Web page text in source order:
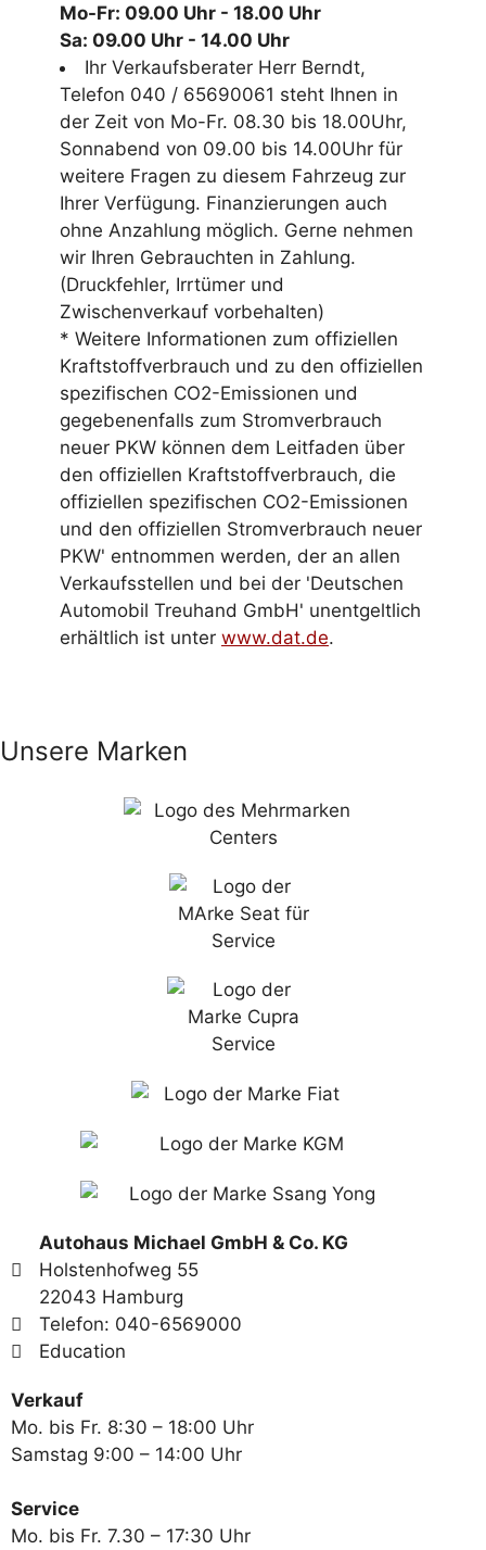
Mo-Fr: 09.00 Uhr - 18.00 Uhr
Sa: 09.00 Uhr - 14.00 Uhr
Ihr Verkaufsberater Herr Berndt,
Telefon 040 / 65690061 steht Ihnen in
der Zeit von Mo-Fr. 08.30 bis 18.00Uhr,
Sonnabend von 09.00 bis 14.00Uhr für
weitere Fragen zu diesem Fahrzeug zur
Ihrer Verfügung. Finanzierungen auch
ohne Anzahlung möglich. Gerne nehmen
wir Ihren Gebrauchten in Zahlung.
(Druckfehler, Irrtümer und
Zwischenverkauf vorbehalten)
* Weitere Informationen zum offiziellen
Kraftstoffverbrauch und zu den offiziellen
spezifischen CO2-Emissionen und
gegebenenfalls zum Stromverbrauch
neuer PKW können dem Leitfaden über
den offiziellen Kraftstoffverbrauch, die
offiziellen spezifischen CO2-Emissionen
und den offiziellen Stromverbrauch neuer
PKW' entnommen werden, der an allen
Verkaufsstellen und bei der 'Deutschen
Automobil Treuhand GmbH' unentgeltlich
erhältlich ist unter www.dat.de.
Unsere Marken
Autohaus Michael GmbH & Co. KG
Holstenhofweg 55
22043 Hamburg
Telefon: 040-6569000
Education
Verkauf
Mo. bis Fr. 8:30 – 18:00 Uhr
Samstag 9:00 – 14:00 Uhr
Service
Mo. bis Fr. 7.30 – 17:30 Uhr